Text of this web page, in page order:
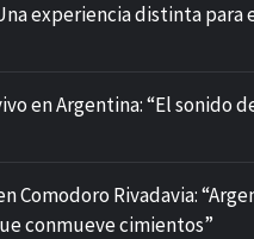
experiencia distinta
en Argentina: “El sonido
Comodoro Rivadavia:
conmueve cimientos”